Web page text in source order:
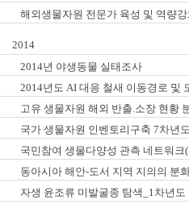
해외생물자원 전문가 육성 및 역량
2014
2014년 야생동물 실태조사
2014년도 AI 대응 철새 이동경로 및
고유 생물자원 해외 반출.소장 현황
국가 생물자원 인벤토리구축 7차년도
국민참여 생물다양성 관측 네트워크
동아시아 해안-도서 지역 지의의 분
자생 윤조류 미발굴종 탐색_1차년도